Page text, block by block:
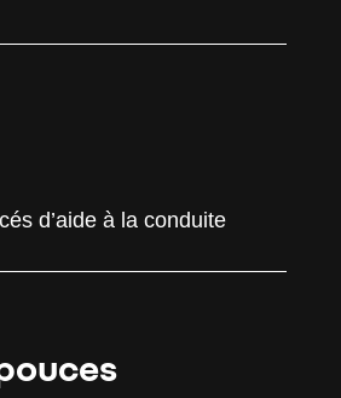
d’aide à la conduite